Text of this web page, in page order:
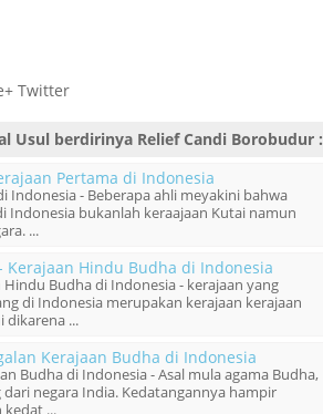
Twitter
Usul berdirinya Relief Candi Borobudur:
Pertama di Indonesia
Indonesia - Beberapa ahli meyakini bahwa
Indonesia bukanlah keraajaan Kutai namun
...
Kerajaan Hindu Budha di Indonesia
Hindu Budha di Indonesia - kerajaan yang
di Indonesia merupakan kerajaan kerajaan
dikarena ...
Kerajaan Budha di Indonesia
Budha di Indonesia - Asal mula agama Budha,
negara India. Kedatangannya hampir